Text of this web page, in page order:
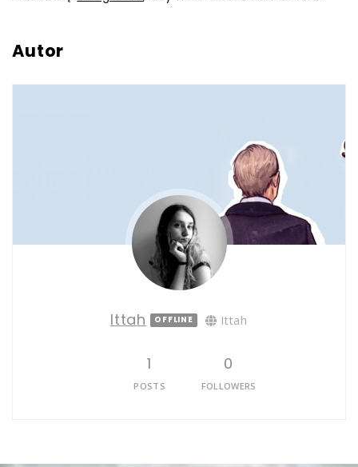
Autor
Ittah OFFLINE Ittah
1
POSTS
0
FOLLOWERS